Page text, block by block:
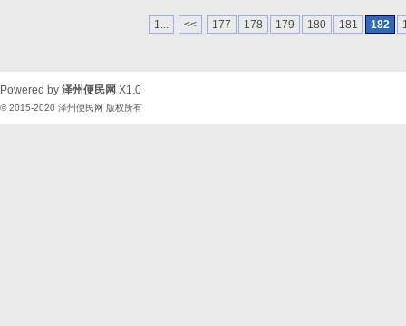
PTTAPE品牌代表与李
1... << 177 178 179 180 181 182
Powered by 泽州便民网 X1.0
© 2015-2020 泽州便民网 版权所有